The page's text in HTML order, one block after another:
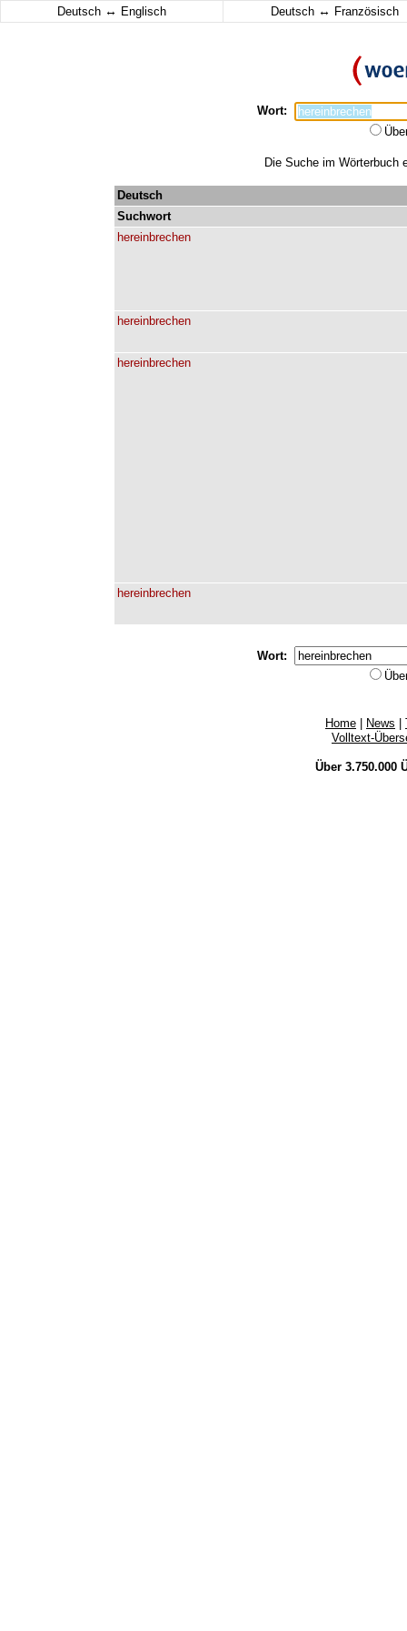
Deutsch ↔ Englisch Deutsch ↔ Französisch
Wort:
Die Suche im Wörterbuch
Deutsch
Suchwort
hereinbrechen
hereinbrechen
hereinbrechen
hereinbrechen
Wort:
Home News
Volltext-
Über 3.750.000